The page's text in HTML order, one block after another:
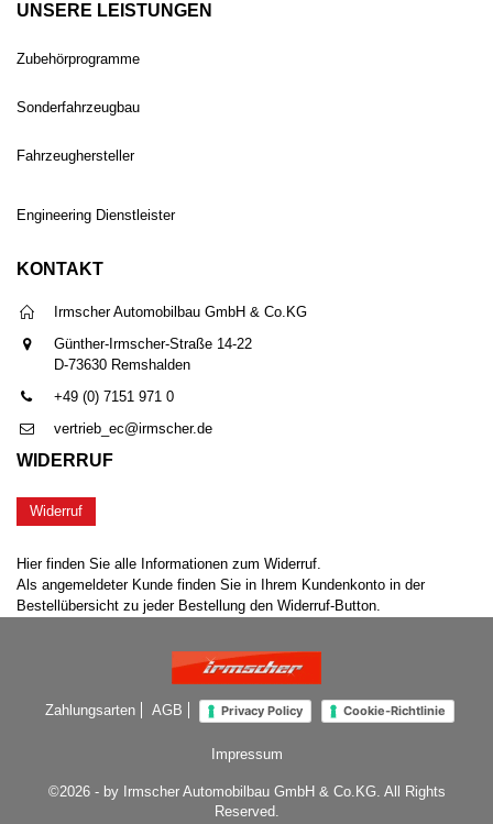
UNSERE LEISTUNGEN
Zubehörprogramme
Sonderfahrzeugbau
Fahrzeughersteller
Engineering Dienstleister
KONTAKT
Irmscher Automobilbau GmbH & Co.KG
Günther-Irmscher-Straße 14-22
D-73630 Remshalden
+49 (0) 7151 971 0
vertrieb_ec@irmscher.de
WIDERRUF
Widerruf
Hier finden Sie alle Informationen zum Widerruf.
Als angemeldeter Kunde finden Sie in Ihrem Kundenkonto in der
Bestellübersicht zu jeder Bestellung den Widerruf-Button.
Zahlungsarten AGB Privacy Policy Cookie-Richtlinie
Impressum
©2026 - by Irmscher Automobilbau GmbH & Co.KG. All Rights
Reserved.